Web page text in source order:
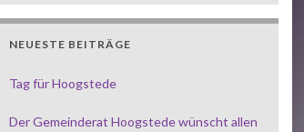
NEUESTE BEITRÄGE
Tag für Hoogstede
Der Gemeinderat Hoogstede wünscht allen